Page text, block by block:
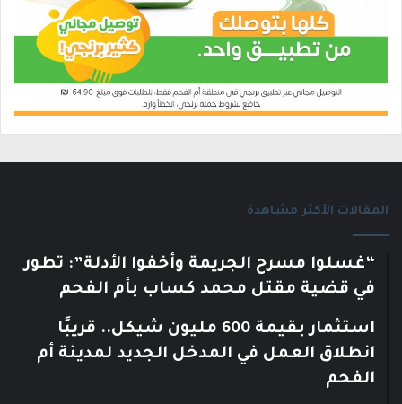
المقالات الأكثر مشاهدة
“غسلوا مسرح الجريمة وأخفوا الأدلة”: تطور
في قضية مقتل محمد كساب بأم الفحم
استثمار بقيمة 600 مليون شيكل.. قريبًا
انطلاق العمل في المدخل الجديد لمدينة أم
الفحم